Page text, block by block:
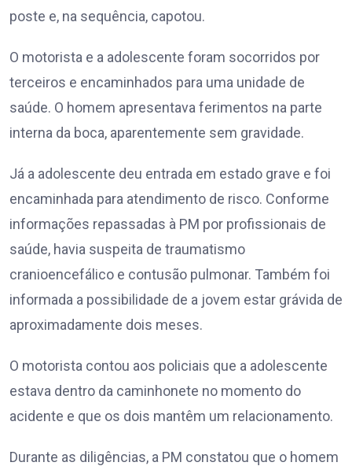
poste e, na sequência, capotou.
O motorista e a adolescente foram socorridos por
terceiros e encaminhados para uma unidade de
saúde. O homem apresentava ferimentos na parte
interna da boca, aparentemente sem gravidade.
Já a adolescente deu entrada em estado grave e foi
encaminhada para atendimento de risco. Conforme
informações repassadas à PM por profissionais de
saúde, havia suspeita de traumatismo
cranioencefálico e contusão pulmonar. Também foi
informada a possibilidade de a jovem estar grávida de
aproximadamente dois meses.
O motorista contou aos policiais que a adolescente
estava dentro da caminhonete no momento do
acidente e que os dois mantêm um relacionamento.
Durante as diligências, a PM constatou que o homem